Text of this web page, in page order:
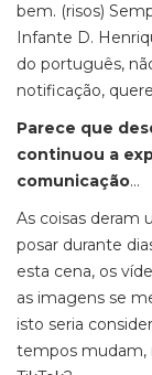
bem. (risos)
Infante D.
do português,
notificação,
Parece que
continuou a
comunicação…
As coisas deram
posar durante
esta cena, os
as imagens se
isto seria
tempos mudam,